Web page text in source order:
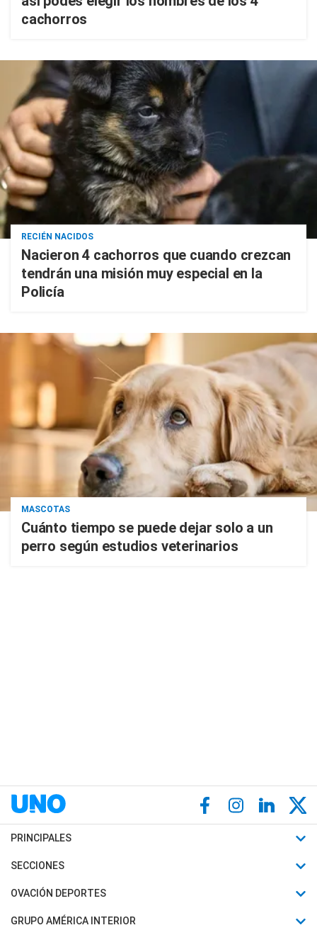
cachorros
RECIÉN NACIDOS
Nacieron 4 cachorros que cuando crezcan
tendrán una misión muy especial en la
Policía
MASCOTAS
Cuánto tiempo se puede dejar solo a un
perro según estudios veterinarios
PRINCIPALES
Últimas Noticias
Política
SECCIONES
Horóscopo
Motores
OVACIÓN DEPORTES
Fútbol
GRUPO AMÉRICA INTERIOR